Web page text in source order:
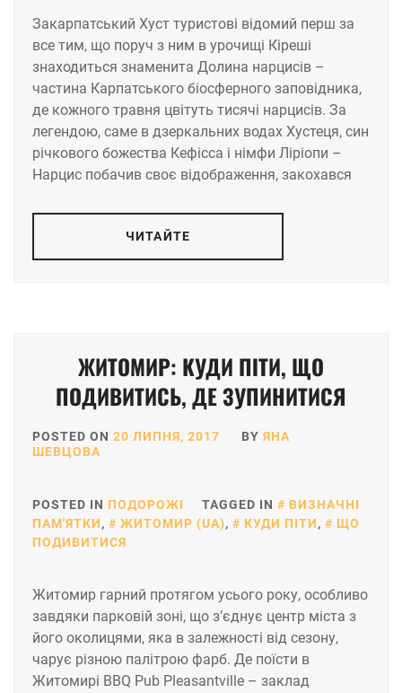
Закарпатський Хуст туристові відомий перш за
все тим, що поруч з ним в урочищі Кіреші
знаходиться знаменита Долина нарцисів –
частина Карпатського біосферного заповідника,
де кожного травня цвітуть тисячі нарцисів. За
легендою, саме в дзеркальних водах Хустеця, син
річкового божества Кефісса і німфи Ліріопи –
Нарцис побачив своє відображення, закохався
ЧИТАЙТЕ
ЖИТОМИР: КУДИ ПІТИ, ЩО
ПОДИВИТИСЬ, ДЕ ЗУПИНИТИСЯ
POSTED ON 20 ЛИПНЯ, 2017 BY ЯНА
ШЕВЦОВА
POSTED IN ПОДОРОЖІ TAGGED IN
ВИЗНАЧНІ
ПАМ'ЯТКИ, ЖИТОМИР (UA), КУДИ ПІТИ,
ЩО
ПОДИВИТИСЯ
Житомир гарний протягом усього року, особливо
завдяки парковій зоні, що з’єднує центр міста з
його околицями, яка в залежності від сезону,
чарує різною палітрою фарб. Де поїсти в
Житомирі BBQ Pub Pleasantville – заклад